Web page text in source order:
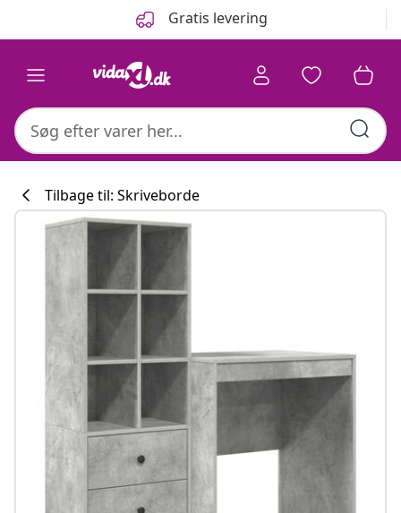
Gratis levering
#sharemevidaxl
Tilbage til: Skriveborde